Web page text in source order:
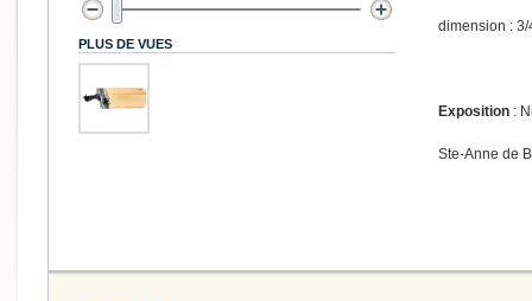
dimension :
Exposition :
Ste-Anne de
PLUS DE VUES